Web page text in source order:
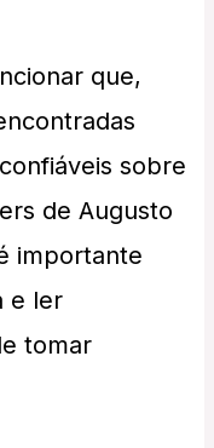
que,
sobre
de Augusto
importante
e ler
tomar